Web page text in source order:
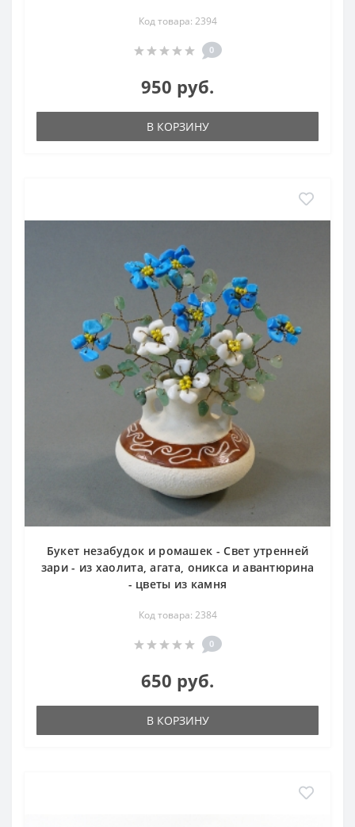
Код товара: 2394
0
950 руб.
В КОРЗИНУ
Букет незабудок и ромашек - Свет утренней
зари - из хаолита, агата, оникса и авантюрина
- цветы из камня
Код товара: 2384
0
650 руб.
В КОРЗИНУ